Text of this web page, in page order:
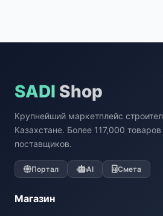
SADI Shop
Крупнейший маркетплейс
Казахстане. Более 117,000
поставщиков.
Портал AI Смета
Магазин